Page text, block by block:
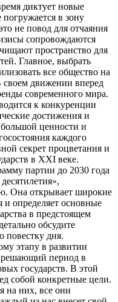
диктует новые
в зону
не повод для отчаяния
сопровождаются
пространство для
Главное, выбрать
все общество на
своем движении вперед
современного мира.
к конкуренции
достижения и
ценности и
каждого
секрет процветания и
в XXI веке.
партии до 2030 года
Она открывает широкие
и определяет основные
в предстоящем
обсудите
повестку дня.
этапу в развитии
решающий период в
государств. В этой
собой конкретные цели.
на них, все они